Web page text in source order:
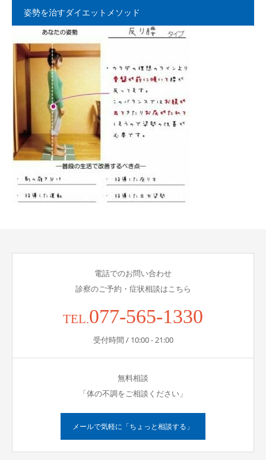
姿勢を治すダイエットメソッド
電話でのお問い合わせ
診察のご予約・症状相談はこちら
TEL.077-565-1330
受付時間 / 10:00 - 21:00
無料相談
「体の不調をご相談ください」
メールで気軽に「ちょっと相談する」